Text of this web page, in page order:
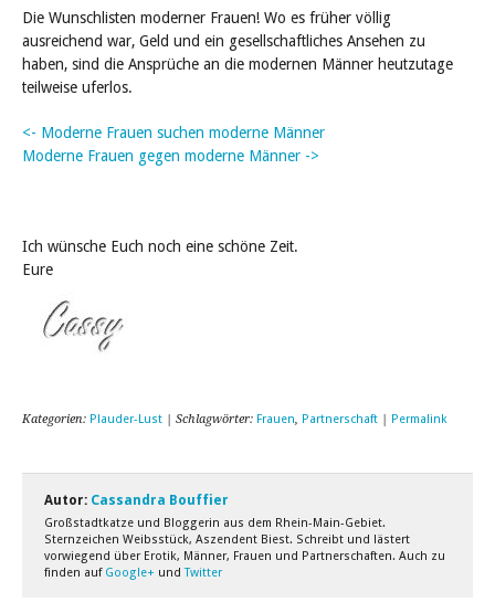
Die Wunschlisten moderner Frauen! Wo es früher völlig
ausreichend war, Geld und ein gesellschaftliches Ansehen zu
haben, sind die Ansprüche an die modernen Männer heutzutage
teilweise uferlos.
<- Moderne Frauen suchen moderne Männer
Moderne Frauen gegen moderne Männer ->
Ich wünsche Euch noch eine schöne Zeit.
Eure
Kategorien: Plauder-Lust | Schlagwörter: Frauen, Partnerschaft | Permalink
Autor: Cassandra Bouffier
Großstadtkatze und Bloggerin aus dem Rhein-Main-Gebiet.
Sternzeichen Weibsstück, Aszendent Biest. Schreibt und lästert
vorwiegend über Erotik, Männer, Frauen und Partnerschaften. Auch zu
finden auf Google+ undTwitter